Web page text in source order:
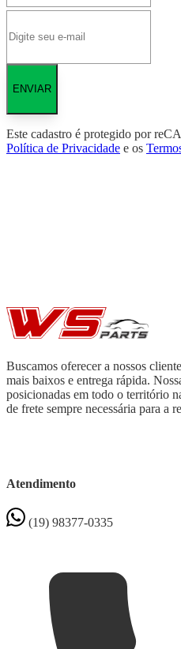
ENVIAR
Este cadastro é protegido por
Política de Privacidade e os
Buscamos oferecer a nossos
mais baixos e entrega rápida.
posicionadas em todo o território
de frete sempre necessária para a
Atendimento
(19) 98377-0335